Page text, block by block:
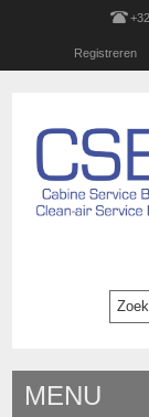
Registreren
MENU